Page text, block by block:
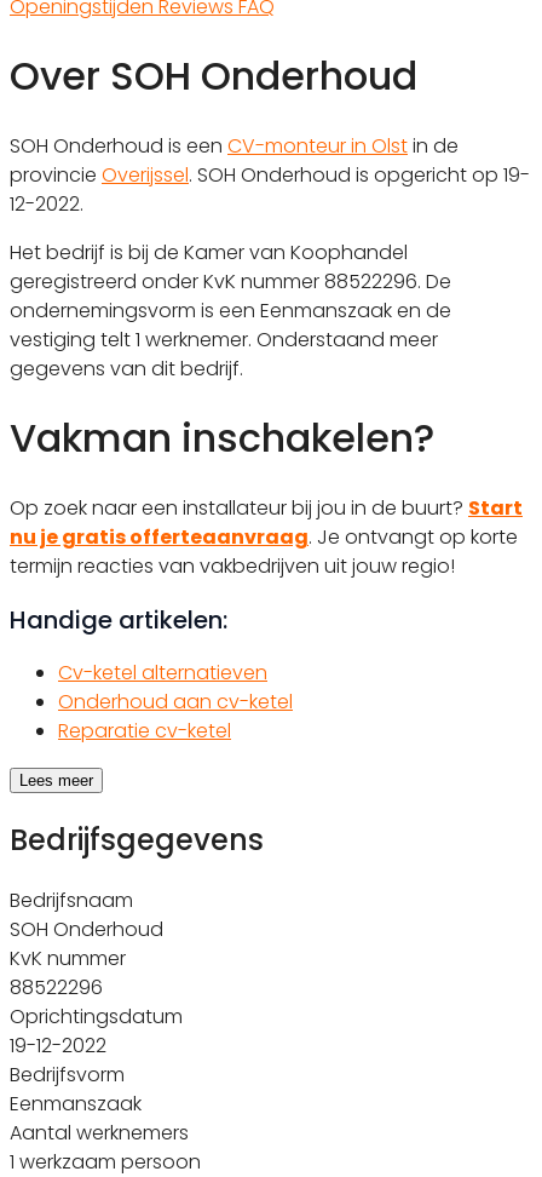
Openingstijden Reviews FAQ
Over SOH Onderhoud
SOH Onderhoud is een CV-monteur in Olstin de
provincie Overijssel. SOH Onderhoud is opgericht op 19-
12-2022.
Het bedrijf is bij de Kamer van Koophandel
geregistreerd onder KvK nummer 88522296. De
ondernemingsvorm is een Eenmanszaak en de
vestiging telt 1 werknemer. Onderstaand meer
gegevens van dit bedrijf.
Vakman inschakelen?
Op zoek naar een installateur bij jou in de buurt? Start
nu je gratis offerteaanvraag. Je ontvangt op korte
termijn reacties van vakbedrijven uit jouw regio!
Handige artikelen:
Cv-ketel alternatieven
Onderhoud aan cv-ketel
Reparatie cv-ketel
Lees meer
Bedrijfsgegevens
Bedrijfsnaam
SOH Onderhoud
KvK nummer
88522296
Oprichtingsdatum
19-12-2022
Bedrijfsvorm
Eenmanszaak
Aantal werknemers
1 werkzaam persoon